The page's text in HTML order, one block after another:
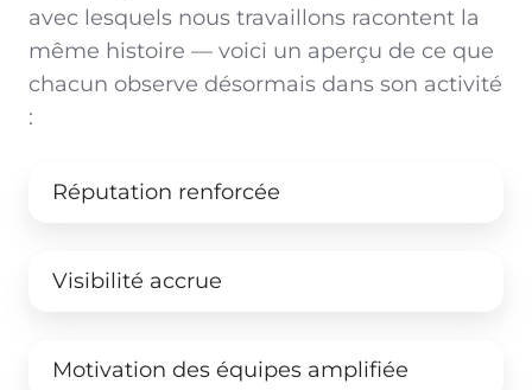
avec lesquels nous travaillons racontent la
même histoire — voici un aperçu de ce que
chacun observe désormais dans son activité
:
Réputation renforcée
Visibilité accrue
Motivation des équipes amplifiée